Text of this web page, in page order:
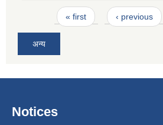
Pages« first ‹ previous
अन्य
Notices